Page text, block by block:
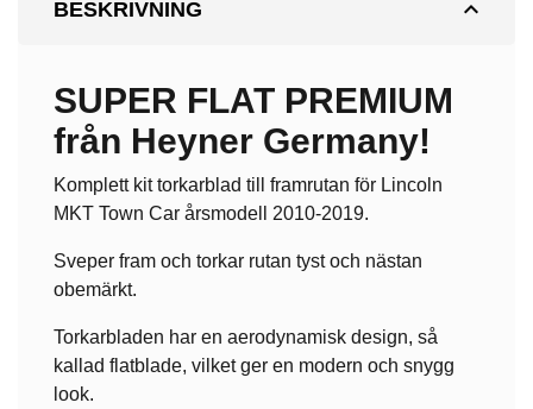
expand_less
BESKRIVNING
SUPER FLAT PREMIUM
från Heyner Germany!
Komplett kit torkarblad till framrutan för Lincoln
MKT Town Car årsmodell 2010-2019.
Sveper fram och torkar rutan tyst och nästan
obemärkt.
Torkarbladen har en aerodynamisk design, så
kallad flatblade, vilket ger en modern och snygg
look.